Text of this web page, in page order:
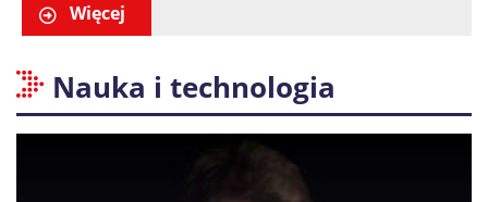
Więcej
Nauka i technologia